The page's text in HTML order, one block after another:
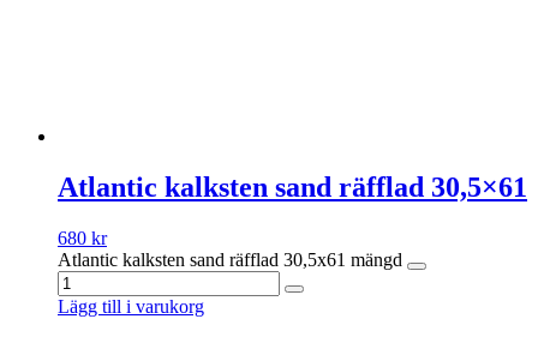
Atlantic kalksten sand räfflad 30,5×61
680 kr
Atlantic kalksten sand räfflad 30,5x61 mängd
Lägg till i varukorg